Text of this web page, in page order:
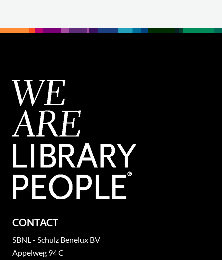
CONTACT
SBNL - Schulz Benelux BV
Appelweg 94 C